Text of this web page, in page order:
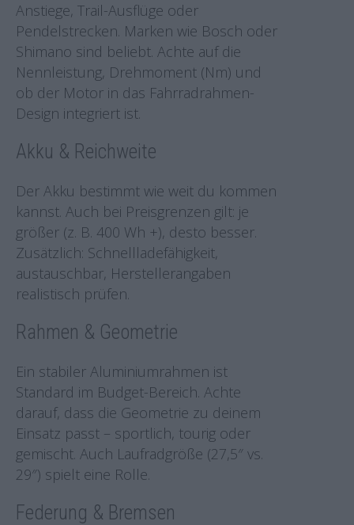
Anstiege, Trail-Ausflüge oder
Pendelstrecken. Marken wie Bosch oder
Shimano sind beliebt. Achte auf die
Nennleistung, Drehmoment (Nm) und
ob der Motor in das Fahrradrahmen-
Design integriert ist.
Akku & Reichweite
Der Akku bestimmt wie weit du kommen
kannst. Auch bei Preisgrenzen gilt: je
größer (z. B. 400 Wh +), desto besser.
Zusätzlich: Schnellladefähigkeit,
austauschbar, Herstellerangaben
realistisch prüfen.
Rahmen & Geometrie
Ein stabiler Aluminiumrahmen ist
Standard im Budget-Bereich. Achte
darauf, dass die Geometrie zu deinem
Einsatz passt – sportlich, tourig oder
gemischt. Auch Laufradgröße (27,5″ vs.
29″) spielt eine Rolle.
Federung & Bremsen